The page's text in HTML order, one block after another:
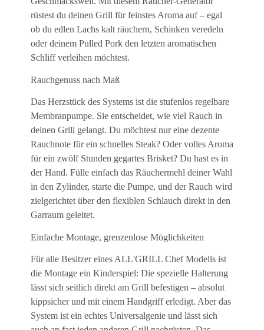
rüstest du deinen Grill für feinstes Aroma auf – egal
ob du edlen Lachs kalt räuchern, Schinken veredeln
oder deinem Pulled Pork den letzten aromatischen
Schliff verleihen möchtest.
Rauchgenuss nach Maß
Das Herzstück des Systems ist die stufenlos regelbare
Membranpumpe. Sie entscheidet, wie viel Rauch in
deinen Grill gelangt. Du möchtest nur eine dezente
Rauchnote für ein schnelles Steak? Oder volles Aroma
für ein zwölf Stunden gegartes Brisket? Du hast es in
der Hand. Fülle einfach das Räuchermehl deiner Wahl
in den Zylinder, starte die Pumpe, und der Rauch wird
zielgerichtet über den flexiblen Schlauch direkt in den
Garraum geleitet.
Einfache Montage, grenzenlose Möglichkeiten
Für alle Besitzer eines ALL'GRILL Chef Modells ist
die Montage ein Kinderspiel: Die spezielle Halterung
lässt sich seitlich direkt am Grill befestigen – absolut
kippsicher und mit einem Handgriff erledigt. Aber das
System ist ein echtes Universalgenie und lässt sich